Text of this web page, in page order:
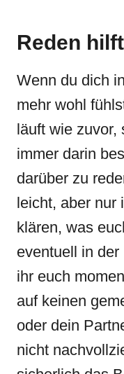
Reden
Wenn du dich
mehr wohl
läuft wie zuvor,
immer darin
darüber zu
leicht, aber nur
klären, was
eventuell in
ihr euch
auf keinen
oder dein
nicht